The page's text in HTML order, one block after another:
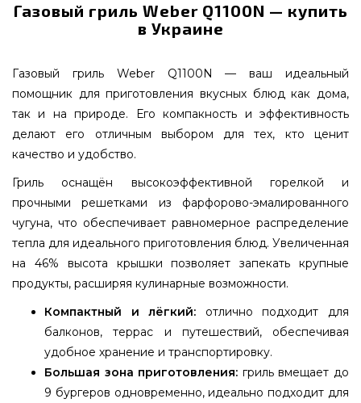
Газовый гриль Weber Q1100N — купить
в Украине
Газовый гриль Weber Q1100N — ваш идеальный
помощник для приготовления вкусных блюд как дома,
так и на природе. Его компакность и эффективность
делают его отличным выбором для тех, кто ценит
качество и удобство.
Гриль оснащён высокоэффективной горелкой и
прочными решетками из фарфорово-эмалированного
чугуна, что обеспечивает равномерное распределение
тепла для идеального приготовления блюд. Увеличенная
на 46% высота крышки позволяет запекать крупные
продукты, расширяя кулинарные возможности.
Компактный и лёгкий: отлично подходит для
балконов, террас и путешествий, обеспечивая
удобное хранение и транспортировку.
Большая зона приготовления: гриль вмещает до
9 бургеров одновременно, идеально подходит для